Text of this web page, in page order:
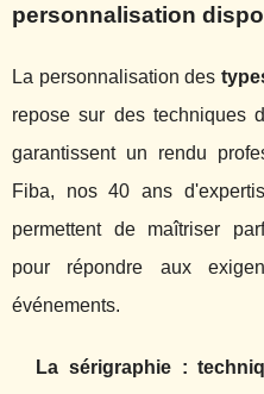
personnalisation
La personnalisation des
repose sur des techniques
garantissent un rendu
Fiba, nos 40 ans
permettent de maîtriser
pour répondre aux
événements.
La sérigraphie :